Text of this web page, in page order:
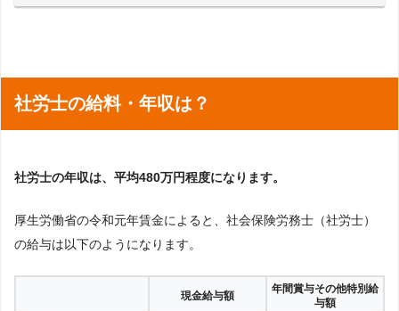
社労士の給料・年収は？
社労士の年収は、平均480万円程度になります。
厚生労働省の令和元年賃金によると、社会保険労務士（社労士）
の給与は以下のようになります。
現金給与額
年間賞与その他特別給
与額